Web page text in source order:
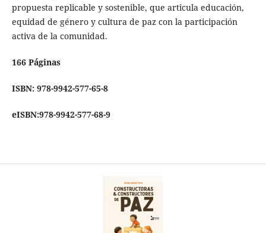
propuesta replicable y sostenible, que articula educación,
equidad de género y cultura de paz con la participación
activa de la comunidad.
166 Páginas
ISBN: 978-9942-577-65-8
eISBN:978-9942-577-68-9